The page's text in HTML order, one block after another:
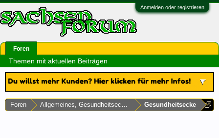
Anmelden oder registrieren
Foren Allgemeines, Gesundheitsecke & UmfragenGesundheitsecke
Foren
Themen mit aktuellen Beiträgen